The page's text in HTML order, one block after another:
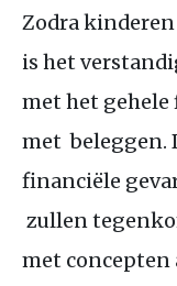
Zodra
is het
met het gehele
met beleggen.
financiële
zullen
met concepten